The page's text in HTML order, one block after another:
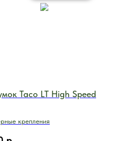
Taco LT High Speed
крепления